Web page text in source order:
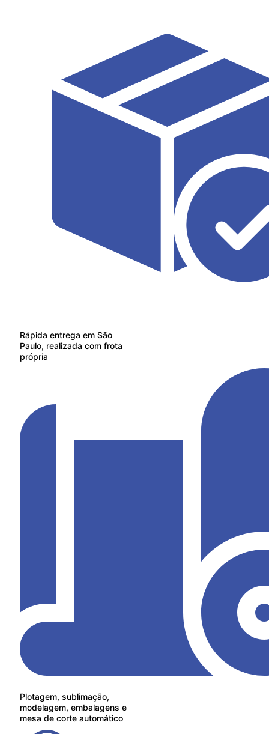
Rápida entrega em São
Paulo, realizada com frota
própria
Plotagem, sublimação,
modelagem, embalagens e
mesa de corte automático